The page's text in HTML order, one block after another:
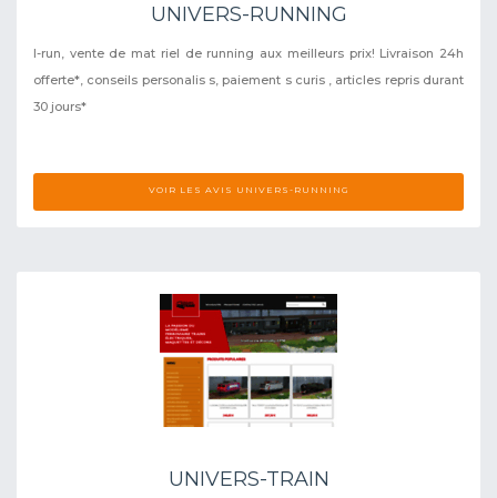
UNIVERS-RUNNING
I-run, vente de mat riel de running aux meilleurs prix! Livraison 24h
offerte*, conseils personalis s, paiement s curis , articles repris durant
30 jours*
VOIR LES AVIS UNIVERS-RUNNING
UNIVERS-TRAIN